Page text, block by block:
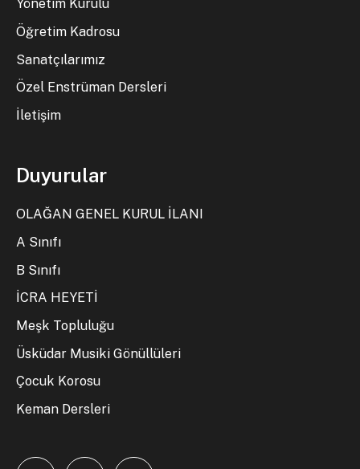
Yönetim Kurulu
Öğretim Kadrosu
Sanatçılarımız
Özel Enstrüman Dersleri
İletişim
Duyurular
OLAĞAN GENEL KURUL İLANI
A Sınıfı
B Sınıfı
İCRA HEYETİ
Meşk Topluluğu
Üsküdar Musiki Gönüllüleri
Çocuk Korosu
Keman Dersleri